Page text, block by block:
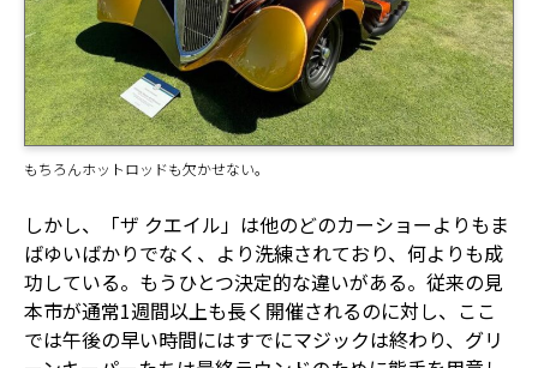
もちろんホットロッドも欠かせない。
しかし、「ザ クエイル」は他のどのカーショーよりもま
ばゆいばかりでなく、より洗練されており、何よりも成
功している。もうひとつ決定的な違いがある。従来の見
本市が通常1週間以上も長く開催されるのに対し、ここ
では午後の早い時間にはすでにマジックは終わり、グリ